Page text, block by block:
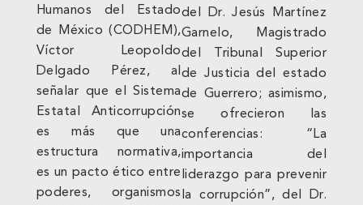
Humanos del Estado
de México (CODHEM),
Víctor Leopoldo
Delgado Pérez, al
señalar que el Sistema
Estatal Anticorrupción
es más que una
estructura normativa,
es un pacto ético entre
poderes, organismos
del Dr. Jesús Martínez
Garnelo, Magistrado
del Tribunal Superior
de Justicia del estado
de Guerrero; asimismo,
se ofrecieron las
conferencias: “La
importancia del
liderazgo para prevenir
la corrupción”, del Dr.